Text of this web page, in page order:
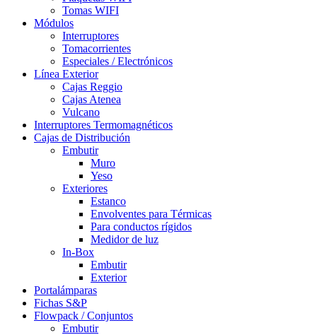
Tomas WIFI
Módulos
Interruptores
Tomacorrientes
Especiales / Electrónicos
Línea Exterior
Cajas Reggio
Cajas Atenea
Vulcano
Interruptores Termomagnéticos
Cajas de Distribución
Embutir
Muro
Yeso
Exteriores
Estanco
Envolventes para Térmicas
Para conductos rígidos
Medidor de luz
In-Box
Embutir
Exterior
Portalámparas
Fichas S&P
Flowpack / Conjuntos
Embutir